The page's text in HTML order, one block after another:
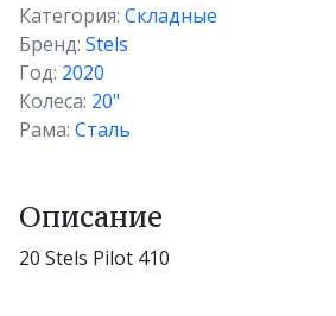
Категория: Складные
Бренд: Stels
Год: 2020
Колеса: 20"
Рама: Сталь
Описание
20 Stels Pilot 410